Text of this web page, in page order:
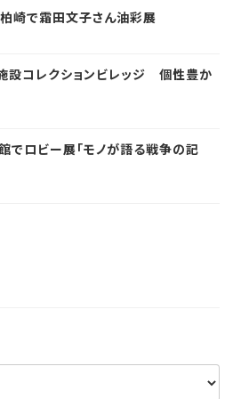
柏崎で霜田文子さん油彩展
設コレクションビレッジ 個性豊か
ロビー展「モノが語る戦争の記